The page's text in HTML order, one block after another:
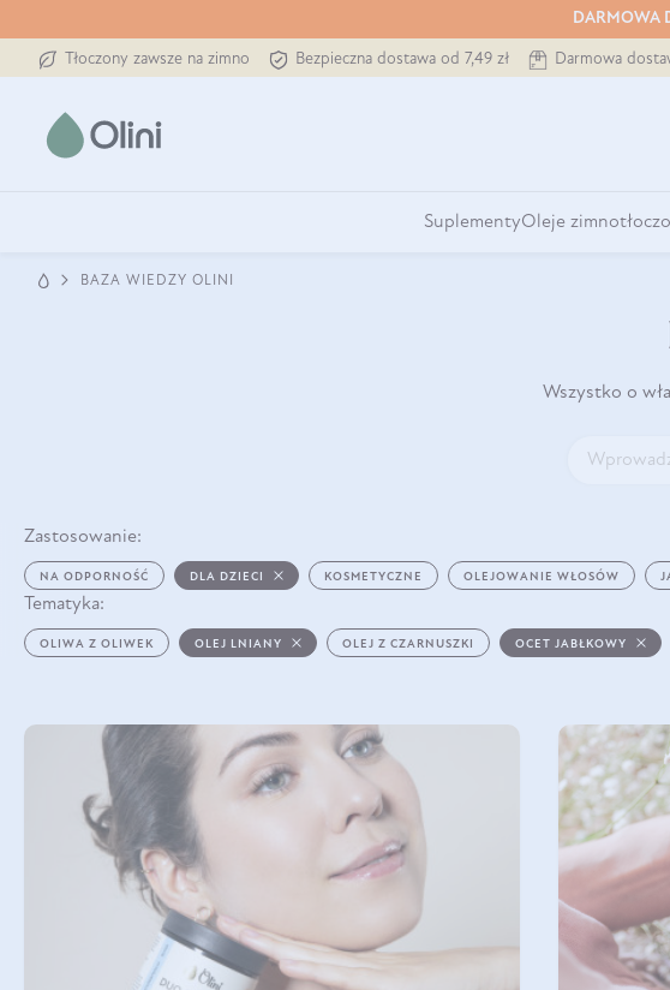
DARMOWA
Tłoczony zawsze na zimno Bezpieczna dostawa od 7,49 zł Darmowa
SuplementyOleje
BAZA WIEDZY OLINI
Wszystko o
Zastosowanie:
NA ODPORNOŚĆ DLA DZIECI KOSMETYCZNE OLEJOWANIE WŁOSÓW
Tematyka:
OLIWA Z OLIWEK OLEJ LNIANY OLEJ Z CZARNUSZKI OCET JABŁKOWY